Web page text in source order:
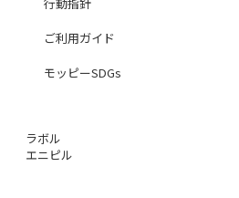
ご利用ガイド
モッピーSDGs
ラボル
エニピル